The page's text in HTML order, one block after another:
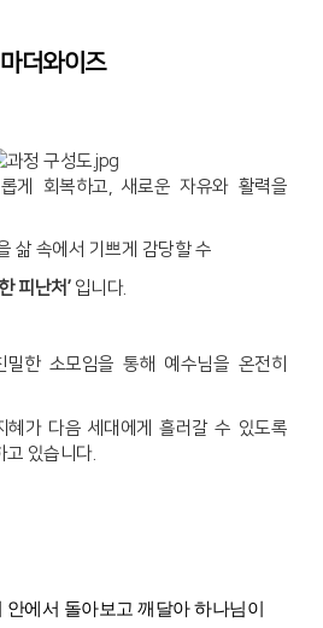
마더와이즈
게 회복하고, 새로운 자유와 활력을
삶 속에서 기쁘게 감당할 수
피난처’ 입니다.
한 소모임을 통해 예수님을 온전히
혜가 다음 세대에게 흘러갈 수 있도록
있습니다.
에서 돌아보고 깨달아 하나님이